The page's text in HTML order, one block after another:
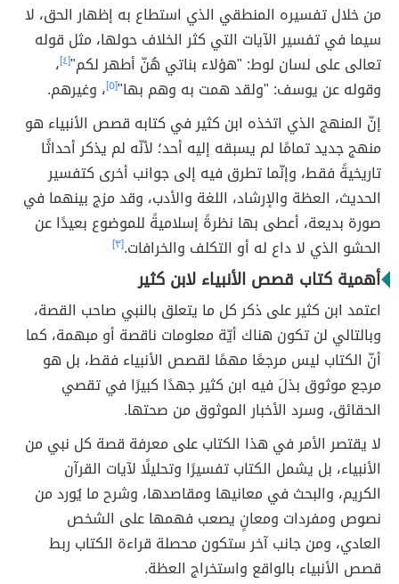
من خلال تفسيره المنطقي الذي استطاع به إظهار الحق، لا
سيما في تفسير الآيات التي كثر الخلاف حولها، مثل قوله
تعالى على لسان لوط: "هؤلاء بناتي هُنّ أطهر لكم"[٤] ،
وقوله عن يوسف: "ولقد همت به وهم بها"[٥] ، وغيرهم.
إنّ المنهج الذي اتخذه ابن كثير في كتابه قصص الأنبياء هو
منهج جديد تمامًا لم يسبقه إليه أحد؛ لأنّه لم يذكر أحداثًا
تاريخيةً فقط، وإنّما تطرق فيه إلى جوانب أخرى كتفسير
الحديث، العظة والإرشاد، اللغة والأدب، وقد مزج بينهما في
صورة بديعة، أعطى بها نظرةً إسلاميةً للموضوع بعيدًا عن
الحشو الذي لا داع له أو التكلف والخرافات.[٣]
أهمية كتاب قصص الأنبياء لابن كثير
اعتمد ابن كثير على ذكر كل ما يتعلق بالنبي صاحب القصة،
وبالتالي لن تكون هناك أيّة معلومات ناقصة أو مبهمة، كما
أنّ الكتاب ليس مرجعًا مهمًا لقصص الأنبياء فقط، بل هو
مرجع موثوق بذلَ فيه ابن كثير جهدًا كبيرًا في تقصي
الحقائق، وسرد الأخبار الموثوق من صحتها.
لا يقتصر الأمر في هذا الكتاب على معرفة قصة كل نبي من
الأنبياء، بل يشمل الكتاب تفسيرًا وتحليلًا لآيات القرآن
الكريم، والبحث في معانيها ومقاصدها، وشرح ما يُورد من
نصوص ومفردات ومعانٍ يصعب فهمها على الشخص
العادي، ومن جانب آخر ستكون محصلة قراءة الكتاب ربط
قصص الأنبياء بالواقع واستخراج العظة.